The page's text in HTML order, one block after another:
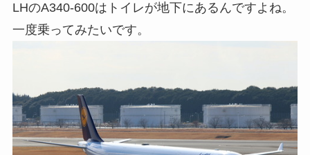
LHのA340-600はトイレが地下にあるんですよね。
一度乗ってみたいです。